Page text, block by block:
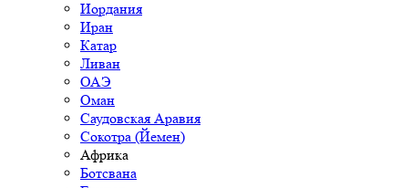
Иордания
Иран
Катар
Ливан
ОАЭ
Оман
Саудовская Аравия
Сокотра (Йемен)
Африка
Ботсвана